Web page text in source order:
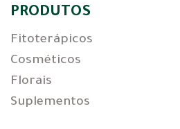
PRODUTOS
Fitoterápicos
Cosméticos
Florais
Suplementos